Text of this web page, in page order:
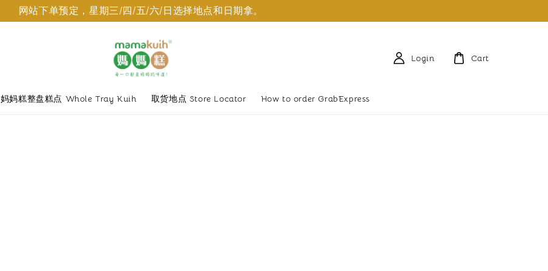
网站下单预定，星期三/四/五/六/日选择地点和日期拿。
妈妈糕整盘糕点 Whole Tray Kuih 取货地点 Store Locator How to order GrabExpress
Login Cart